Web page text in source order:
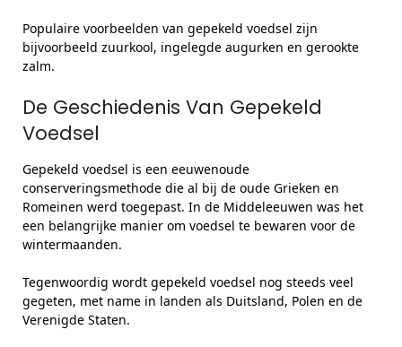
Populaire voorbeelden van gepekeld voedsel zijn
bijvoorbeeld zuurkool, ingelegde augurken en gerookte
zalm.
De Geschiedenis Van Gepekeld
Voedsel
Gepekeld voedsel is een eeuwenoude
conserveringsmethode die al bij de oude Grieken en
Romeinen werd toegepast. In de Middeleeuwen was het
een belangrijke manier om voedsel te bewaren voor de
wintermaanden.
Tegenwoordig wordt gepekeld voedsel nog steeds veel
gegeten, met name in landen als Duitsland, Polen en de
Verenigde Staten.